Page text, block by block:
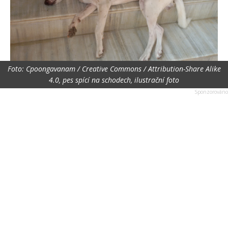
Foto: Cpoongavanam / Creative Commons / Attribution-Share Alike
4.0, pes spící na schodech, ilustrační foto